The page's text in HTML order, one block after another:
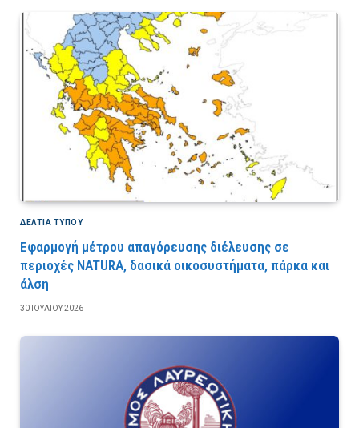
ΔΕΛΤΙΑ ΤΥΠΟΥ
Εφαρμογή μέτρου απαγόρευσης διέλευσης σε
περιοχές NATURA, δασικά οικοσυστήματα, πάρκα και
άλση
30 ΙΟΥΛΊΟΥ 2026